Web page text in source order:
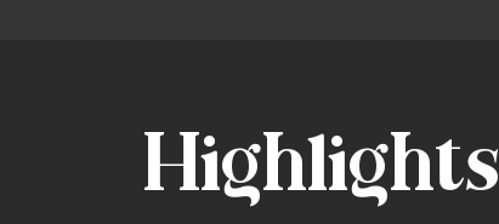
Highlights